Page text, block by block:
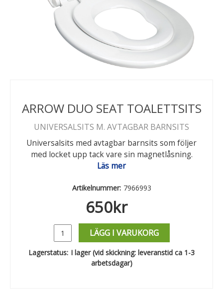
ARROW DUO SEAT TOALETTSITS
UNIVERSALSITS M. AVTAGBAR BARNSITS
Universalsits med avtagbar barnsits som följer
med locket upp tack vare sin magnetlåsning.
Läs mer
Artikelnummer: 7966993
650kr
LÄGG I VARUKORG
Lagerstatus: I lager (vid skickning: leveranstid ca 1-3
arbetsdagar)